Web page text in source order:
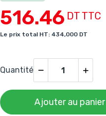
516.46DT TTC
Le prix total HT: 434,000 DT
Quantité
Ajouter au panier